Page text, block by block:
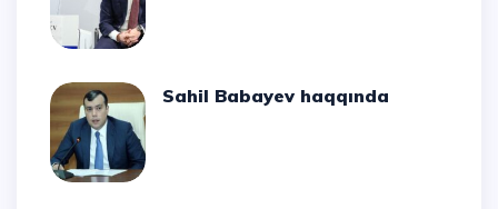
Sahil Babayev haqqında